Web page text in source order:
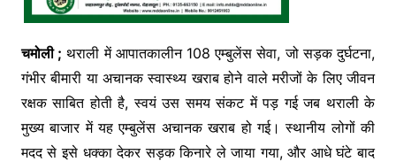
चमोली ; थराली में आपातकालीन 108 एम्बुलेंस सेवा, जो सड़क दुर्घटना,
गंभीर बीमारी या अचानक स्वास्थ्य खराब होने वाले मरीजों के लिए जीवन
रक्षक साबित होती है, स्वयं उस समय संकट में पड़ गई जब थराली के
मुख्य बाजार में यह एम्बुलेंस अचानक खराब हो गई। स्थानीय लोगों की
मदद से इसे धक्का देकर सड़क किनारे ले जाया गया, और आधे घंटे बाद